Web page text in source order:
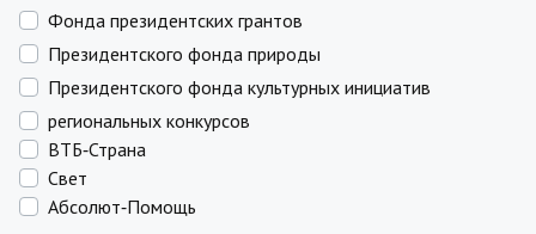
Фонда президентских грантов
Президентского фонда природы
Президентского фонда культурных инициатив
региональных конкурсов
ВТБ‑Страна
Свет
Абсолют‑Помощь